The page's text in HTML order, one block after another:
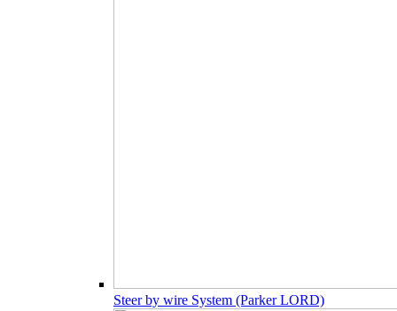
Steer by wire System (Parker LORD)